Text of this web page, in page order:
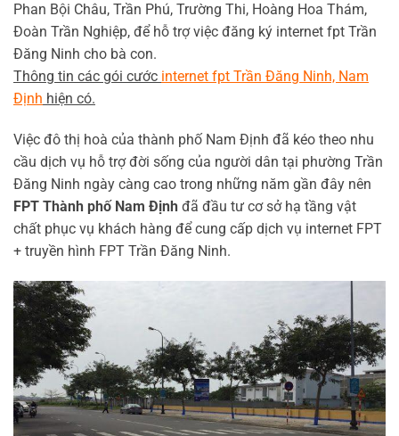
Phan Bội Châu, Trần Phú, Trường Thi, Hoàng Hoa Thám,
Đoàn Trần Nghiệp, để hỗ trợ việc đăng ký internet fpt Trần
Đăng Ninh cho bà con.
Thông tin các gói cước internet fpt Trần Đăng Ninh, Nam
Định hiện có.
Việc đô thị hoà của thành phố Nam Định đã kéo theo nhu
cầu dịch vụ hỗ trợ đời sống của người dân tại phường Trần
Đăng Ninh ngày càng cao trong những năm gần đây nên
FPT Thành phố Nam Định đã đầu tư cơ sở hạ tầng vật
chất phục vụ khách hàng để cung cấp dịch vụ internet FPT
+ truyền hình FPT Trần Đăng Ninh.